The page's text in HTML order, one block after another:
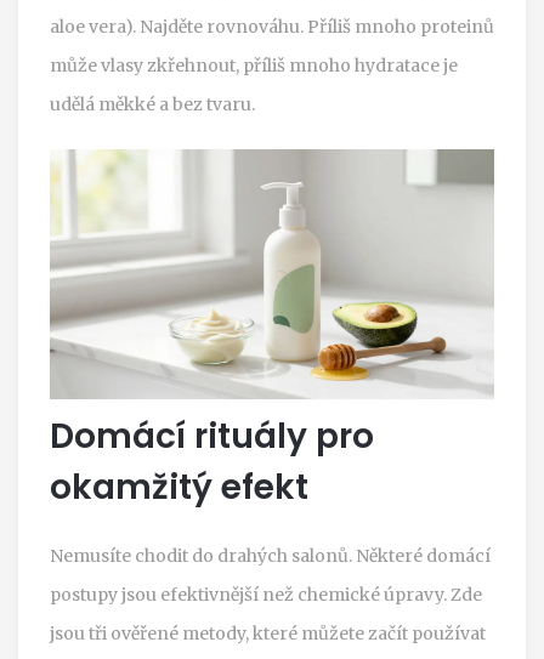
aloe vera). Najděte rovnováhu. Příliš mnoho proteinů
může vlasy zkřehnout, příliš mnoho hydratace je
udělá měkké a bez tvaru.
Domácí rituály pro
okamžitý efekt
Nemusíte chodit do drahých salonů. Některé domácí
postupy jsou efektivnější než chemické úpravy. Zde
jsou tři ověřené metody, které můžete začít používat